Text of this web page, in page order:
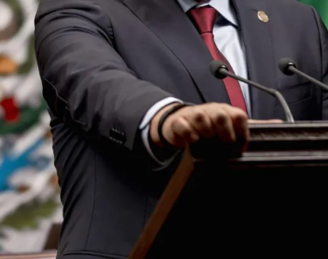
Noticias